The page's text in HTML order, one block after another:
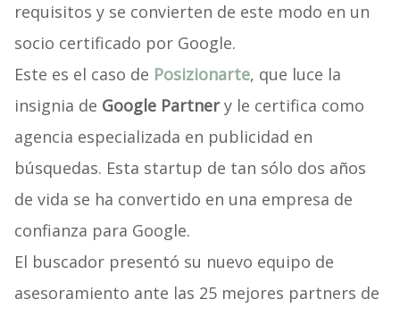
requisitos y se convierten de este modo en un
socio certificado por Google.
Este es el caso de Posizionarte, que luce la
insignia de Google Partnery le certifica como
agencia especializada en publicidad en
búsquedas. Esta startup de tan sólo dos años
de vida se ha convertido en una empresa de
confianza para Google.
El buscador presentó su nuevo equipo de
asesoramiento ante las 25 mejores partners de